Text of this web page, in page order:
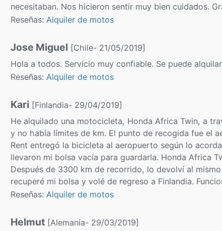
necesitaban. Nos hicieron sentir muy bien cuidados.
Reseñas: Alquiler de motos
Jose Miguel [Chile- 21/05/2019]
Hola a todos. Servicio muy confiable. Se puede
Reseñas: Alquiler de motos
Kari [Finlandia- 29/04/2019]
He alquilado una motocicleta, Honda Africa Twin, a
y no había límites de km. El punto de recogida fue el
Rent entregó la bicicleta al aeropuerto según lo
llevaron mi bolsa vacía para guardarla. Honda Africa
Después de 3300 km de recorrido, lo devolví al
recuperé mi bolsa y volé de regreso a Finlandia.
Reseñas: Alquiler de motos
Helmut [Alemania- 29/03/2019]